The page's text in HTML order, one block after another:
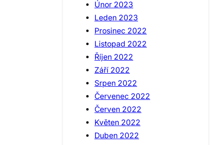
Únor 2023
Leden 2023
Prosinec 2022
Listopad 2022
Říjen 2022
Září 2022
Srpen 2022
Červenec 2022
Červen 2022
Květen 2022
Duben 2022